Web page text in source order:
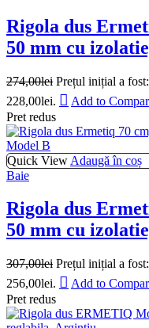
Rigola dus
50 mm cu
274,00lei Prețul inițial a
228,00lei.
Add to
Pret redus
Quick View Adaugă în coș
Baie
Rigola dus
50 mm cu
307,00lei Prețul inițial a
256,00lei.
Add to
Pret redus